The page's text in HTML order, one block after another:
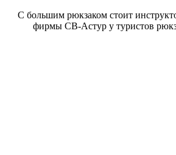
С большим рюкзаком стоит
фирмы СВ-Астур у туристов